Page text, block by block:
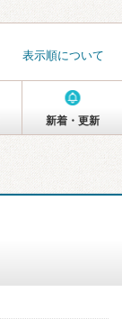
表示順について
新着・更新